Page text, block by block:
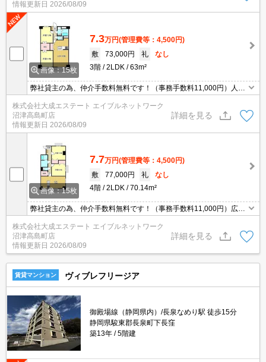
情報更新日 2026/08/09
画像：15枚
7.3万円(管理費等：4,500円)
敷
73,000円 礼
なし
3階
2LDK 63m²
弊社貸主の為、仲介手数料無料です！（事務手数料11,000円）人気
の対面キッチンの２LDKでウォークインスルークローゼット付きで
生活しやすい間取りです！エントランスオートロック、専用ゴミ置
き場、追炊き付きです！弊社管理物件は更新料も不要です！246ま
でのアクセス便利な好立地です！
株式会社大成エステート エイブルネットワーク
沼津高島町店
情報更新日 2026/08/09
詳細を見る
画像：15枚
7.7万円(管理費等：4,500円)
敷
77,000円 礼
なし
4階
2LDK 70.14m²
弊社貸主の為、仲介手数料無料です！（事務手数料11,000円）広々
７０m2の２LDKで出窓も多く日当たり、風通し良好です！人気の対
面キッチン、追炊き付きです！弊社で建築から管理まで一括してい
ますので、お気軽に初期費用ご相談下さい！弊社管理物件は更新料
も不要です！
株式会社大成エステート エイブルネットワーク
沼津高島町店
情報更新日 2026/08/09
詳細を見る
賃貸マンション ヴィブレフリージア
御殿場線（静岡県内）/長泉なめり駅 徒歩15分
静岡県駿東郡長泉町下長窪
築13年
5階建